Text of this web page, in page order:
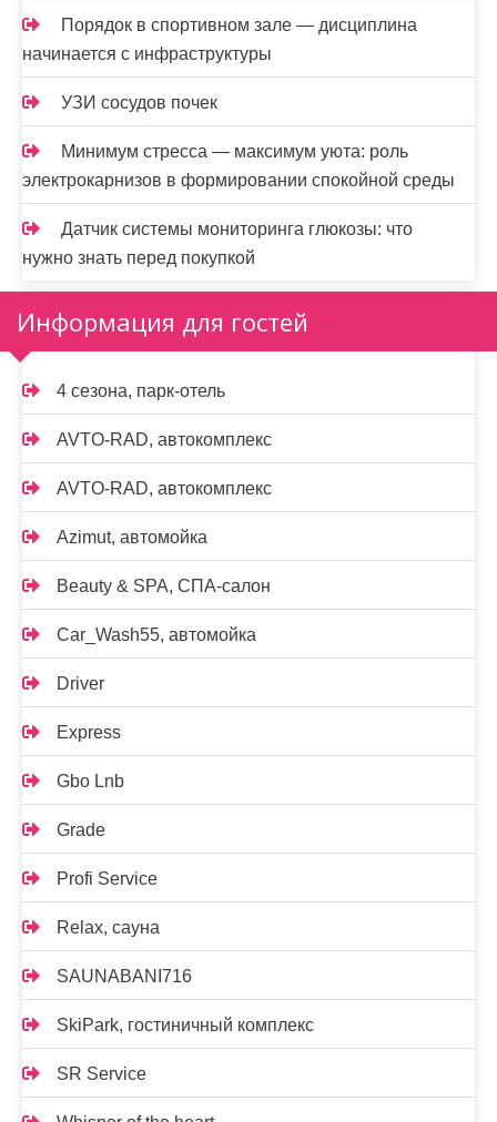
Порядок в спортивном зале — дисциплина
начинается с инфраструктуры
УЗИ сосудов почек
Минимум стресса — максимум уюта: роль
электрокарнизов в формировании спокойной среды
Датчик системы мониторинга глюкозы: что
нужно знать перед покупкой
Информация для гостей
4 сезона, парк-отель
AVTO-RAD, автокомплекс
AVTO-RAD, автокомплекс
Azimut, автомойка
Beauty & SPA, СПА-салон
Car_Wash55, автомойка
Driver
Express
Gbo Lnb
Grade
Profi Service
Relax, сауна
SAUNABANI716
SkiPark, гостиничный комплекс
SR Service